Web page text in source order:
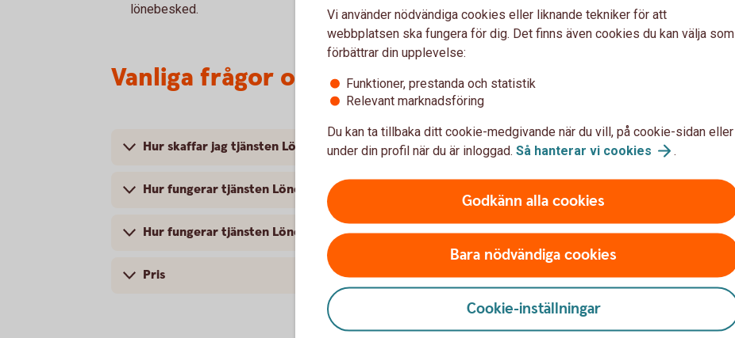
lönebesked.
Vanliga frågor och svar
Hur skaffar jag tjänsten Lönebesked?
Hur fungerar tjänsten Lönebesked
Hur fungerar tjänsten Lönekopia (arkiv)?
Pris
Vi använder nödvändiga cookies eller liknande tekniker för att
webbplatsen ska fungera för dig. Det finns även cookies du kan välja som
förbättrar din upplevelse:
Funktioner, prestanda och statistik
Relevant marknadsföring
Du kan ta tillbaka ditt cookie-medgivande när du vill, på cookie-sidan eller
under din profil när du är inloggad. Så hanterar vi cookies .
Godkänn alla cookies
Bara nödvändiga cookies
Cookie-inställningar